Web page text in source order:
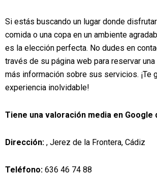
Si estás buscando un lugar donde
comida o una copa en un ambiente
es la elección perfecta. No dudes en
través de su página web para reservar
más información sobre sus servicios. ¡Te
experiencia inolvidable!
Tiene una valoración media en Google
Dirección: , Jerez de la Frontera, Cádiz
Teléfono: 636 46 74 88